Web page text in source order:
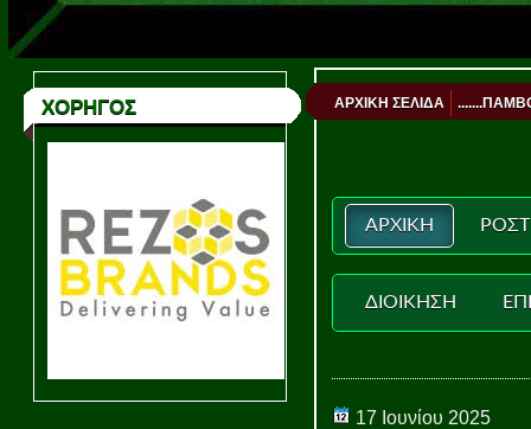
ΧΟΡΗΓΟΣ ΑΡΧΙΚΗ ΣΕΛΙΔΑ
ΑΡΧΙΚΗ
ΔΙΟΙΚΗΣΗ
17 Ιουνίου 2025